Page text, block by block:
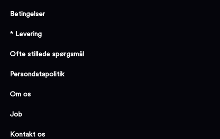
Betingelser
* Levering
Ofte stillede spørgsmål
Persondatapolitik
Om os
Job
Kontakt os